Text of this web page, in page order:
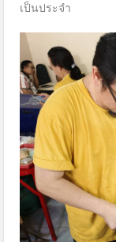
เป็นประจำ